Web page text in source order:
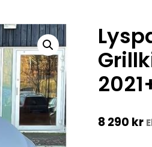
8 290 kr